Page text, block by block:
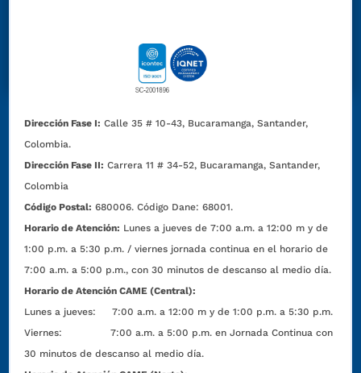
Dirección Fase I: Calle 35 # 10-43, Bucaramanga, Santander,
Colombia.
Dirección Fase II: Carrera 11 # 34-52, Bucaramanga, Santander,
Colombia
Código Postal: 680006. Código Dane: 68001.
Horario de Atención: Lunes a jueves de 7:00 a.m. a 12:00 m y de
1:00 p.m. a 5:30 p.m. / viernes jornada continua en el horario de
7:00 a.m. a 5:00 p.m., con 30 minutos de descanso al medio día.
Horario de Atención CAME (Central):
Lunes a jueves: 7:00 a.m. a 12:00 m y de 1:00 p.m. a 5:30 p.m.
Viernes: 7:00 a.m. a 5:00 p.m. en Jornada Continua con
30 minutos de descanso al medio día.